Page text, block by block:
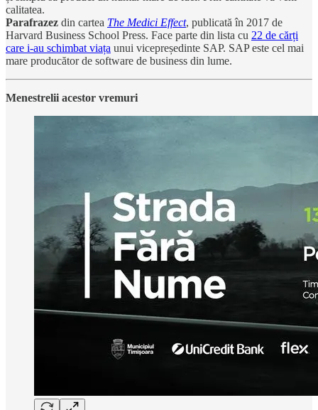
calitatea.
Parafrazez din cartea The Medici Effect, publicată în 2017 de
Harvard Business School Press. Face parte din lista cu 22 de cărți
care i-au schimbat viața unui vicepreședinte SAP. SAP este cel mai
mare producător de software de business din lume.
Menestrelii acestor vremuri